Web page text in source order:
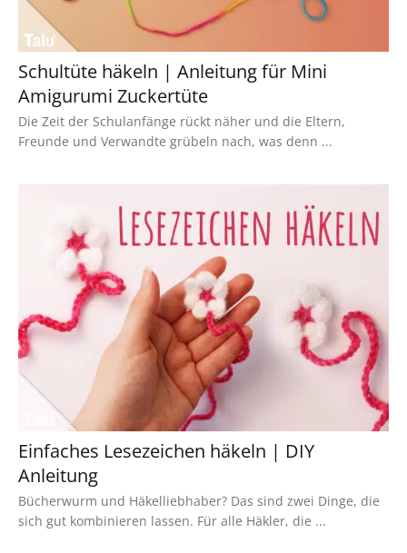
Schultüte häkeln | Anleitung für Mini
Amigurumi Zuckertüte
Die Zeit der Schulanfänge rückt näher und die Eltern,
Freunde und Verwandte grübeln nach, was denn ...
Einfaches Lesezeichen häkeln | DIY
Anleitung
Bücherwurm und Häkelliebhaber? Das sind zwei Dinge, die
sich gut kombinieren lassen. Für alle Häkler, die ...